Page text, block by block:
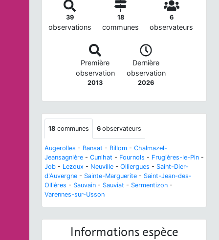
39
observations
18
communes
6
observateurs
Première
observation
2013
Dernière
observation
2026
18 communes 6 observateurs
Augerolles - Bansat - Billom - Chalmazel-
Jeansagnière - Cunlhat - Fournols - Frugières-le-Pin -
Job - Lezoux - Neuville - Olliergues - Saint-Dier-
d'Auvergne - Sainte-Marguerite - Saint-Jean-des-
Ollières - Sauvain - Sauviat - Sermentizon -
Varennes-sur-Usson
Informations espèce